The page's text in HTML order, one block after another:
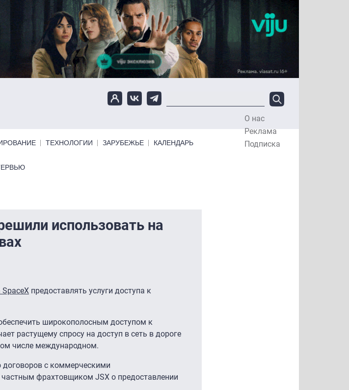
О нас
Реклама
Подписка
ТЕХНОЛОГИИ ЗАРУБЕЖЬЕ КАЛЕНДАРЬ
использовать на
предоставлять услуги доступа к
широкополосным доступом к
растущему спросу на доступ в сеть в дороге
числе международном.
договоров с коммерческими
фрахтовщиком JSX о предоставлении